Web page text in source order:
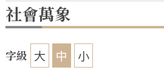
社會萬象
字級 大 中 小